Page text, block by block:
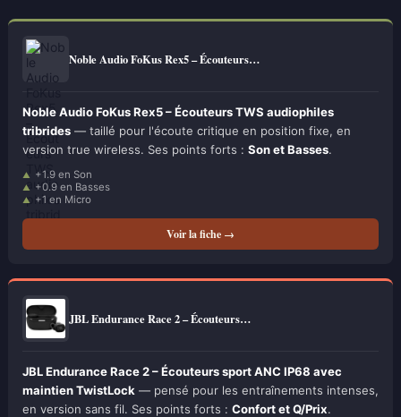
Noble Audio FoKus Rex5 – Écouteurs…
Noble Audio FoKus Rex5 – Écouteurs TWS audiophiles
tribrides — taillé pour l'écoute critique en position fixe, en
version true wireless. Ses points forts : Son et Basses.
+1.9 en Son
+0.9 en Basses
+1 en Micro
Voir la fiche →
JBL Endurance Race 2 – Écouteurs…
JBL Endurance Race 2 – Écouteurs sport ANC IP68 avec
maintien TwistLock — pensé pour les entraînements intenses,
en version sans fil. Ses points forts : Confort et Q/Prix.